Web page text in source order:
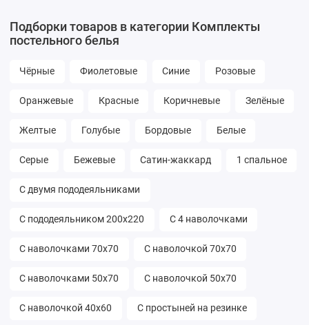
Подборки товаров в категории Комплекты
постельного белья
Чёрные Фиолетовые Синие Розовые
Оранжевые Красные Коричневые Зелёные
Желтые Голубые Бордовые Белые
Серые Бежевые Сатин-жаккард 1 спальное
С двумя пододеяльниками
С пододеяльником 200х220 С 4 наволочками
С наволочками 70х70 С наволочкой 70х70
С наволочками 50х70 С наволочкой 50х70
С наволочкой 40х60 С простыней на резинке